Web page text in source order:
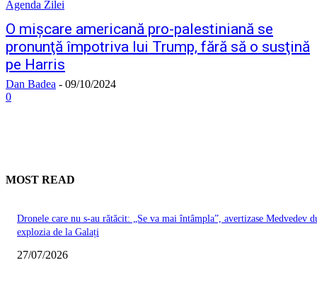
Agenda Zilei
O mişcare americană pro-palestiniană se
pronunţă împotriva lui Trump, fără să o susţină
pe Harris
Dan Badea - 09/10/2024
0
MOST READ
Dronele care nu s-au rătăcit: „Se va mai întâmpla”, avertizase Medvedev
explozia de la Galați
27/07/2026